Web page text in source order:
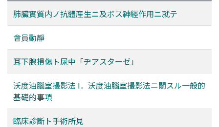
肺臟實質内ノ抗體産生ニ及ボス神經作用ニ就テ
會員動靜
耳下腺損傷ト尿中「ヂアスターゼ」
沃度油腦室撮影法 Ⅰ．沃度油腦室撮影法ニ關スル一般的
基礎的事項
臨床診斷ト手術所見